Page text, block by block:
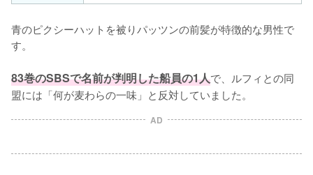
青のピクシーハットを被りパッツンの前髪が特徴的な男性で
す。
83巻のSBSで名前が判明した船員の1人で、ルフィとの同
盟には「何が麦わらの一味」と反対していました。
AD